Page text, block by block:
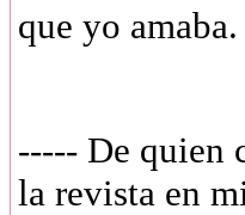
que yo amaba.
----- De quien
la revista en